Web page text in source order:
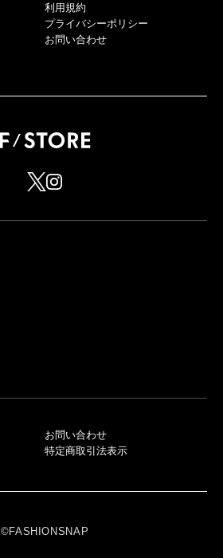
利用規約
プライバシーポリシー
お問い合わせ
お問い合わせ
特定商取引法表示
©FASHIONSNAP